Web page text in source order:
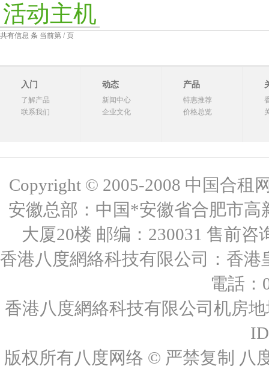
活动主机
共有信息 条 当前第 / 页
入门
了解产品
联系我们
动态
新闻中心
企业文化
产品
特惠推荐
价格总览
Copyright © 2005-2008 中国合租
安徽总部：中国*安徽省合肥市
大厦20楼 邮编：230031 售前咨
香港八度網絡科技有限公司：香
電話：
香港八度網絡科技有限公司机房
版权所有八度网络 © 严禁复制